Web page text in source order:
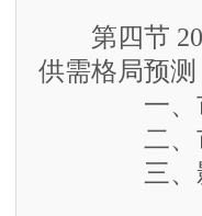
第四节
供需格局预测
一、市场
二、市场
三、影响